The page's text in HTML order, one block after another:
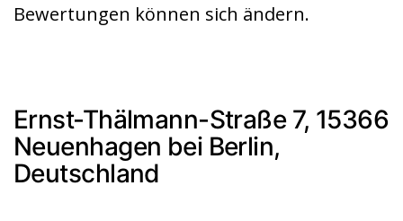
Bewertungen können sich ändern.
Ernst-Thälmann-Straße 7, 15366
Neuenhagen bei Berlin,
Deutschland